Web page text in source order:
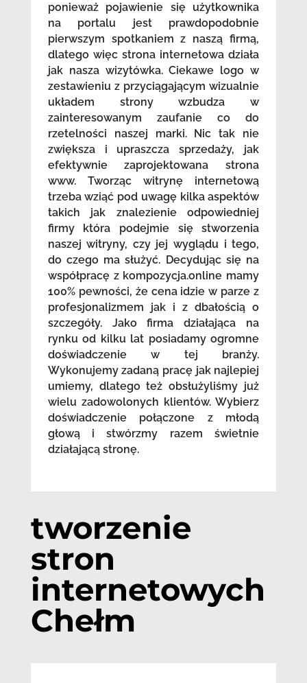
ponieważ pojawienie się użytkownika
na portalu jest prawdopodobnie
pierwszym spotkaniem z naszą firmą,
dlatego więc strona internetowa działa
jak nasza wizytówka. Ciekawe logo w
zestawieniu z przyciągającym wizualnie
układem strony wzbudza w
zainteresowanym zaufanie co do
rzetelności naszej marki. Nic tak nie
zwiększa i upraszcza sprzedaży, jak
efektywnie zaprojektowana strona
www. Tworząc witrynę internetową
trzeba wziąć pod uwagę kilka aspektów
takich jak znalezienie odpowiedniej
firmy która podejmie się stworzenia
naszej witryny, czy jej wyglądu i tego,
do czego ma służyć. Decydując się na
współpracę z kompozycja.online mamy
100% pewności, że cena idzie w parze z
profesjonalizmem jak i z dbałością o
szczegóły. Jako firma działająca na
rynku od kilku lat posiadamy ogromne
doświadczenie w tej branży.
Wykonujemy zadaną pracę jak najlepiej
umiemy, dlatego też obsłużyliśmy już
wielu zadowolonych klientów. Wybierz
doświadczenie połączone z młodą
głową i stwórzmy razem świetnie
działającą stronę.
tworzenie
stron
internetowych
Chełm